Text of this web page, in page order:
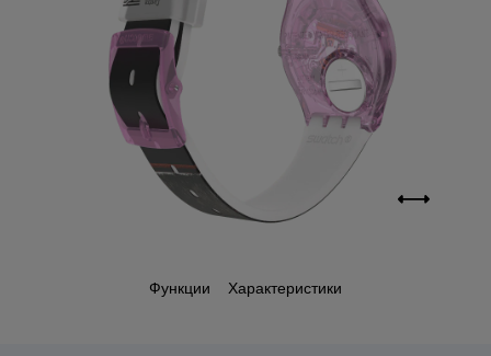
Функции Характеристики